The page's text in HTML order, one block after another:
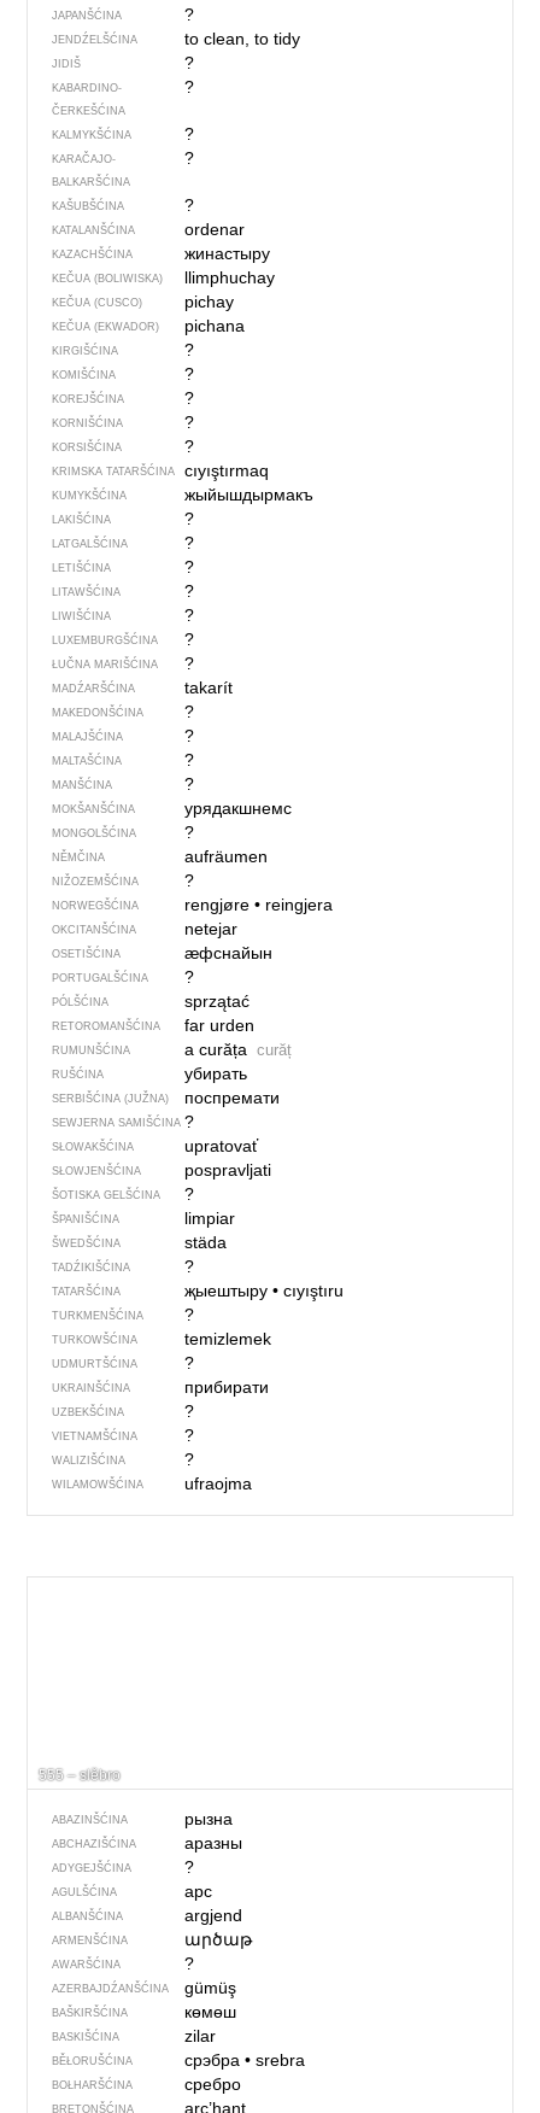
JAPANŠĆINA ?
JENDŹELŠĆINA to clean, to tidy
JIDIŠ ?
KABARDINO-
ČERKEŠĆINA
?
KALMYKŠĆINA ?
KARAČAJO-
BALKARŠĆINA
?
KAŠUBŠĆINA ?
KATALANŠĆINA ordenar
KAZACHŠĆINA жинастыру
KEČUA (BOLIWISKA) llimphuchay
KEČUA (CUSCO) pichay
KEČUA (EKWADOR) pichana
KIRGIŠĆINA ?
KOMIŠĆINA ?
KOREJŠĆINA ?
KORNIŠĆINA ?
KORSIŠĆINA ?
KRIMSKA TATARŠĆINA cıyıştırmaq
KUMYKŠĆINA жыйышдырмакъ
LAKIŠĆINA ?
LATGALŠĆINA ?
LETIŠĆINA ?
LITAWŠĆINA ?
LIWIŠĆINA ?
LUXEMBURGŠĆINA ?
ŁUČNA MARIŠĆINA ?
MADŹARŠĆINA takarít
MAKEDONŠĆINA ?
MALAJŠĆINA ?
MALTAŠĆINA ?
MANŠĆINA ?
MOKŠANŠĆINA урядакшнемс
MONGOLŠĆINA ?
NĚMČINA aufräumen
NIŽOZEMŠĆINA ?
NORWEGŠĆINA rengjøre• reingjera
OKCITANŠĆINA netejar
OSETIŠĆINA ӕфснайын
PORTUGALŠĆINA ?
PÓLŠĆINA sprzątać
RETOROMANŠĆINA far urden
RUMUNŠĆINA a curăța curăț
RUŠĆINA убирать
SERBIŠĆINA (JUŽNA) поспремати
SEWJERNA SAMIŠĆINA?
SŁOWAKŠĆINA upratovať
SŁOWJENŠĆINA pospravljati
ŠOTISKA GELŠĆINA ?
ŠPANIŠĆINA limpiar
ŠWEDŠĆINA städa
TADŹIKIŠĆINA ?
TATARŠĆINA җыештыру• cıyıştıru
TURKMENŠĆINA ?
TURKOWŠĆINA temizlemek
UDMURTŠĆINA ?
UKRAINŠĆINA прибирати
UZBEKŠĆINA ?
VIETNAMŠĆINA ?
WALIZIŠĆINA ?
WILAMOWŠĆINA ufraojma
555 – slěbro
ABAZINŠĆINA рызна
ABCHAZIŠĆINA аразны
ADYGEJŠĆINA ?
AGULŠĆINA арс
ALBANŠĆINA argjend
ARMENŠĆINA արծաթ
AWARŠĆINA ?
AZERBAJDŹANŠĆINA gümüş
BAŠKIRŠĆINA көмөш
BASKIŠĆINA zilar
BĚŁORUŠĆINA срэбра• srebra
BOŁHARŠĆINA сребро
BRETONŠĆINA arc’hant